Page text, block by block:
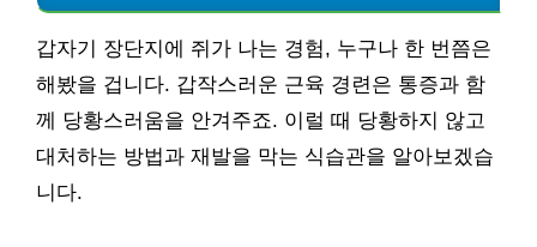
갑자기 장단지에 쥐가 나는 경험, 누구나 한 번쯤은
해봤을 겁니다. 갑작스러운 근육 경련은 통증과 함
께 당황스러움을 안겨주죠. 이럴 때 당황하지 않고
대처하는 방법과 재발을 막는 식습관을 알아보겠습
니다.